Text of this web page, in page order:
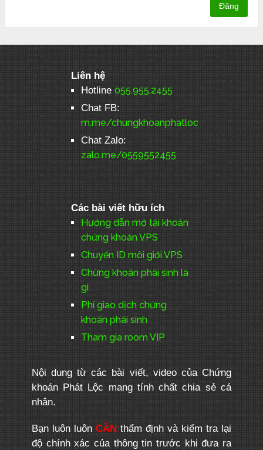
Liên hệ
Hotline 055.955.2455
Chat FB:
m.me/chungkhoanphatloc
Chat Zalo:
zalo.me/0559552455
Các bài viết hữu ích
Hướng dẫn mở tài khoản
chứng khoán VPS
Chuyển ID môi giới VPS
Chứng khoán phái sinh là
gì
Phí giao dịch chứng
khoán phái sinh
Tham gia room VIP
Nội dung từ các bài viết, video của Chứng
khoán Phát Lộc mang tính chất chia sẻ cá
nhân.
Bạn luôn luôn CẦNthẩm định và kiểm tra lại
độ chính xác của thông tin trước khi đưa ra